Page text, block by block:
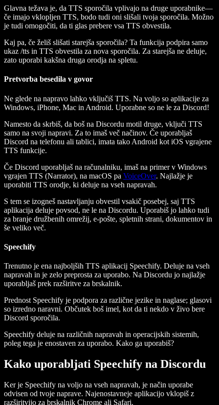
Glavna težava je, da TTS sporočila vplivajo na druge uporabnike—
če imajo vklopljen TTS, bodo tudi oni slišali tvoja sporočila. Možno
je tudi omogočiti, da ti glas prebere vsa TTS obvestila.
Kaj pa, če želiš slišati starejša sporočila? Ta funkcija podpira samo
ukaz /tts in TTS obvestila za nova sporočila. Za starejša ne deluje,
zato uporabi kakšna druga orodja na spletu.
Pretvorba besedila v govor
Ne glede na napravo lahko vključiš TTS. Na voljo so aplikacije za
Windows, iPhone, Mac in Android. Uporabne so ne le za Discord!
Namesto da skrbiš, da boš na Discordu motil druge, vključi TTS
samo na svoji napravi. Za to imaš več načinov. Če uporabljaš
Discord na telefonu ali tablici, imata tako Android kot iOS vgrajene
TTS funkcije.
Če Discord uporabljaš na računalniku, imaš na primer v Windows
vgrajen TTS (Narrator), na macOS pa VoiceOver. Najlažje je
uporabiti TTS orodje, ki deluje na vseh napravah.
S tem se izogneš nastavljanju obvestil vsakič posebej, saj TTS
aplikacija deluje povsod, ne le na Discordu. Uporabiš jo lahko tudi
za branje družbenih omrežij, e-pošte, spletnih strani, dokumentov in
še veliko več.
Speechify
Trenutno je ena najboljših TTS aplikacij Speechify. Deluje na vseh
napravah in je zelo preprosta za uporabo. Na Discordu jo najlažje
uporabljaš prek razširitve za brskalnik.
Prednost Speechify je podpora za različne jezike in naglase; glasovi
so izredno naravni. Občutek boš imel, kot da ti nekdo v živo bere
Discord sporočila.
Speechify deluje na različnih napravah in operacijskih sistemih,
poleg tega je enostaven za uporabo. Kako ga uporabiš?
Kako uporabljati Speechify na Discordu
Ker je Speechify na voljo na vseh napravah, je način uporabe
odvisen od tvoje naprave. Najenostavneje aplikacijo vklopiš z
razširitvijo za brskalnik Chrome ali Safari.